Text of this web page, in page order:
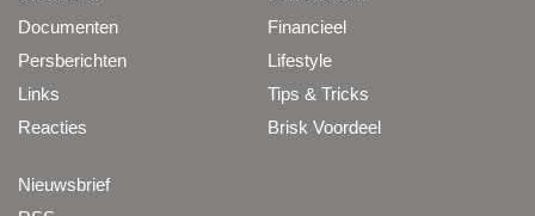
Documenten
Persberichten
Links
Reacties
Financieel
Lifestyle
Tips & Tricks
Brisk Voordeel
Nieuwsbrief